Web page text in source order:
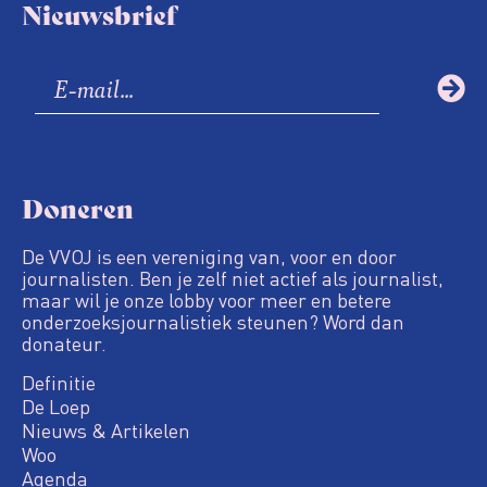
Nieuwsbrief
Doneren
De VVOJ is een vereniging van, voor en door
journalisten. Ben je zelf niet actief als journalist,
maar wil je onze lobby voor meer en betere
onderzoeksjournalistiek steunen? Word dan
donateur.
Definitie
De Loep
Nieuws & Artikelen
Woo
Agenda